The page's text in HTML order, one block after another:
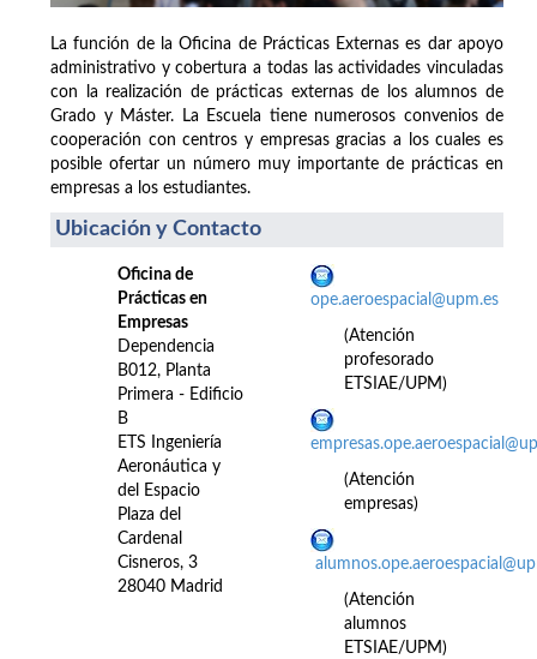
La función de la Oficina de Prácticas Externas es dar apoyo
administrativo y cobertura a todas las actividades vinculadas
con la realización de prácticas externas de los alumnos de
Grado y Máster. La Escuela tiene numerosos convenios de
cooperación con centros y empresas gracias a los cuales es
posible ofertar un número muy importante de prácticas en
empresas a los estudiantes.
Ubicación y Contacto
Oficina de
Prácticas en
Empresas
Dependencia
B012, Planta
Primera - Edificio
B
ETS Ingeniería
Aeronáutica y
del Espacio
Plaza del
Cardenal
Cisneros, 3
28040 Madrid
ope.aeroespacial@upm.es
(Atención
profesorado
ETSIAE/UPM)
(Atención
empresas)
(Atención
alumnos
ETSIAE/UPM)